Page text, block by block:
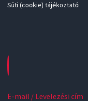
Süti (cookie) tájékoztató
E-mail / Levelezési cím